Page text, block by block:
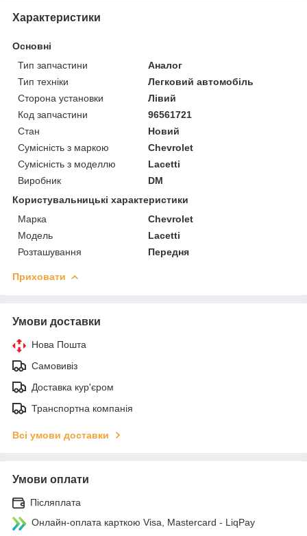
Характеристики
Основні
Тип запчастини
Аналог
Тип техніки
Легковий автомобіль
Сторона установки
Лівий
Код запчастини
96561721
Стан
Новий
Сумісність з маркою
Chevrolet
Сумісність з моделлю
Lacetti
Виробник
DM
Користувальницькі характеристики
Марка
Chevrolet
Модель
Lacetti
Розташування
Передня
Приховати
Умови доставки
Нова Пошта
Самовивіз
Доставка кур'єром
Транспортна компанія
Всі умови доставки
Умови оплати
Післяплата
Онлайн-оплата карткою Visa, Mastercard - LiqPay